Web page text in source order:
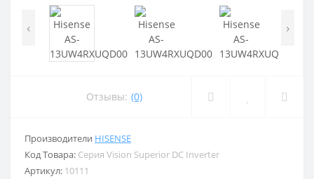
‹ ›
Отзывы: (0)
Производители HISENSE
Код Товара: Серия Vision Superior DC Inverter
Артикул: 10111